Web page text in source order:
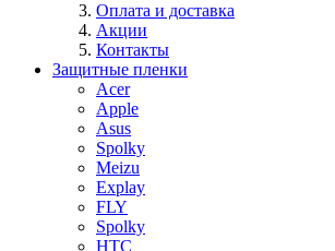
Оплата и доставка
Акции
Контакты
Защитные пленки
Acer
Apple
Asus
Spolky
Meizu
Explay
FLY
Spolky
HTC